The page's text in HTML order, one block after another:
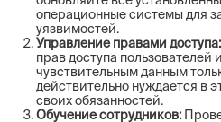
операционные системы для
уязвимостей.
Управление правами доступа:
прав доступа пользователей
чувствительным данным
действительно нуждается в
своих обязанностей.
Обучение сотрудников: